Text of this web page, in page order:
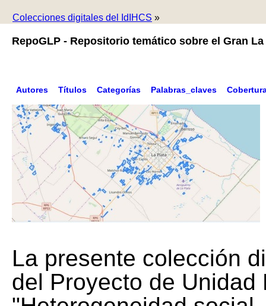
Colecciones digitales del IdIHCS »
RepoGLP - Repositorio temático sobre el Gran La
Autores Títulos Categorías Palabras_claves
La presente colección
del Proyecto de Unidad